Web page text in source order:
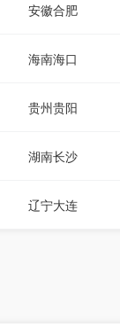
安徽合肥
海南海口
贵州贵阳
湖南长沙
辽宁大连